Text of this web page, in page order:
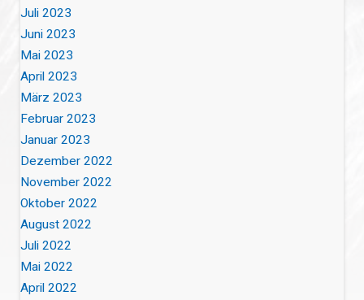
Juli 2023
Juni 2023
Mai 2023
April 2023
März 2023
Februar 2023
Januar 2023
Dezember 2022
November 2022
Oktober 2022
August 2022
Juli 2022
Mai 2022
April 2022